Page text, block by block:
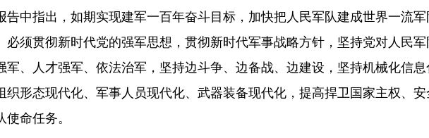
中指出，如期实现建军一百年奋斗目标，加快把人民军队建成世界一流
必须贯彻新时代党的强军思想，贯彻新时代军事战略方针，坚持党对人民
军、人才强军、依法治军，坚持边斗争、边备战、边建设，坚持机械化信
织形态现代化、军事人员现代化、武器装备现代化，提高捍卫国家主权、
命任务。